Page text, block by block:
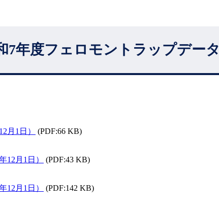
7年度フェロモントラップデータ
月1日） (PDF:66 KB)
12月1日） (PDF:43 KB)
12月1日） (PDF:142 KB)